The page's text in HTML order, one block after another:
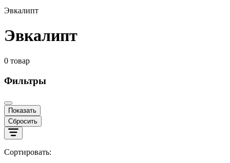
Эвкалипт
Эвкалипт
0 товар
Фильтры
Показать
Сбросить
Сортировать: